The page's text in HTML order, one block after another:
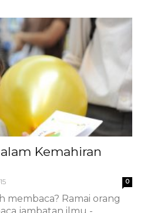
Kemahiran
0
membaca? Ramai orang